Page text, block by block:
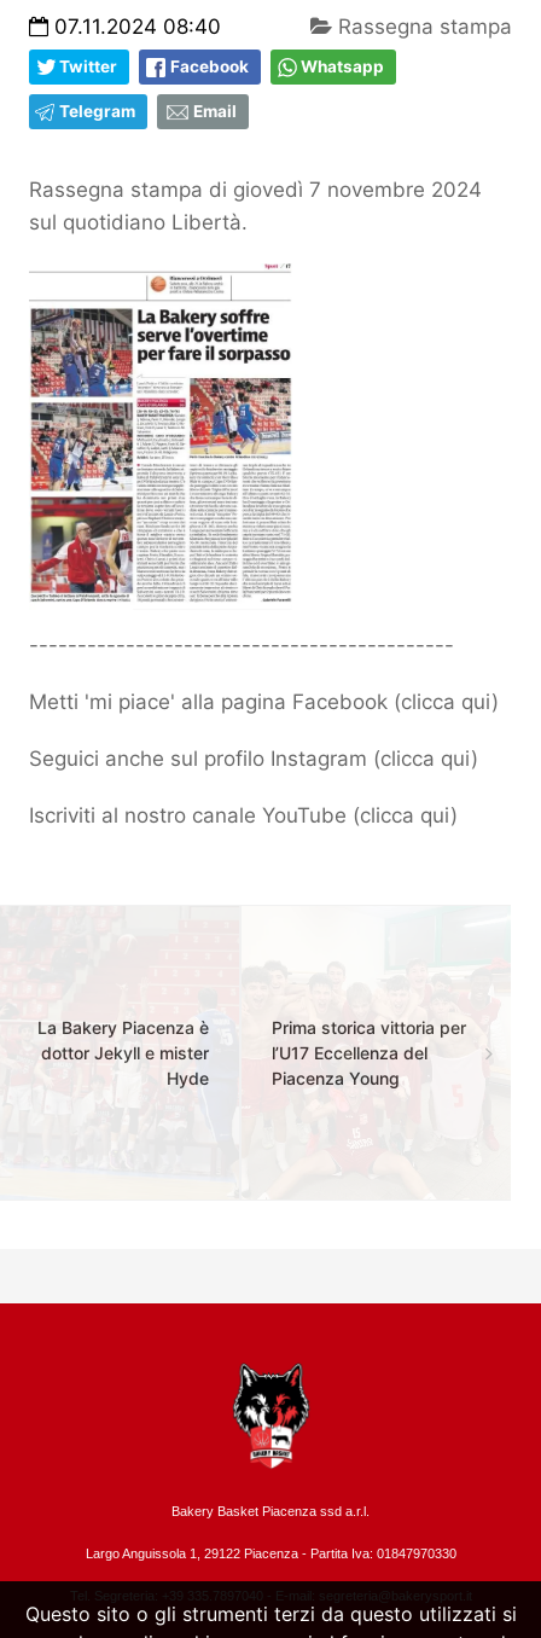
07.11.2024 08:40 Rassegna stampa
Twitter Facebook Whatsapp
Telegram Email
Rassegna stampa di giovedì 7 novembre 2024
sul quotidiano Libertà.
--------------------------------------------
Metti 'mi piace' alla pagina Facebook (clicca qui)
Seguici anche sul profilo Instagram (clicca qui)
Iscriviti al nostro canale YouTube (clicca qui)
La Bakery Piacenza è
dottor Jekyll e mister
Hyde
Prima storica vittoria per
l’U17 Eccellenza del
Piacenza Young
Bakery Basket Piacenza ssd a.r.l.
Largo Anguissola 1, 29122 Piacenza - Partita Iva: 01847970330
Tel. Segreteria: +39 335.7897040 - E-mail: segreteria@bakerysport.it
Questo sito o gli strumenti terzi da questo utilizzati si